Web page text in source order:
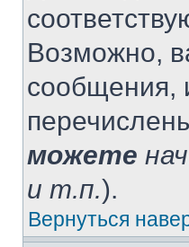
Возможно,
сообщения,
можете
и т.п.).
Вернуться